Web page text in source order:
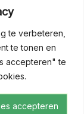
te verbeteren,
te tonen en
accepteren" te
accepteren
van
en zijn